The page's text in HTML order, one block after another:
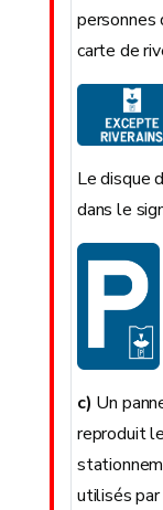
personnes
carte de
Le disque
dans le
c) Un
reproduit
utilisés par